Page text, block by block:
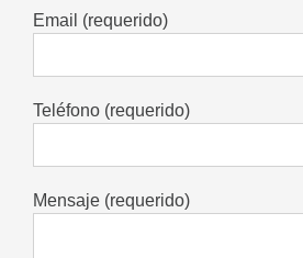
Email (requerido)
Teléfono (requerido)
Mensaje (requerido)